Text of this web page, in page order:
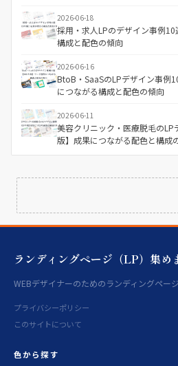
2026-06-18
採用・求人LPのデザイン事例
構成と配色の傾向
2026-06-16
BtoB・SaaSのLPデザイン事例
につながる構成と配色の傾向
2026-06-11
美容クリニック・医療脱毛の
版】成果につながる配色と構成
ランディングページ（LP）集め
WEBデザイナーのためのランディングペー
プライバシーポリシー
このサイトについて
色から探す